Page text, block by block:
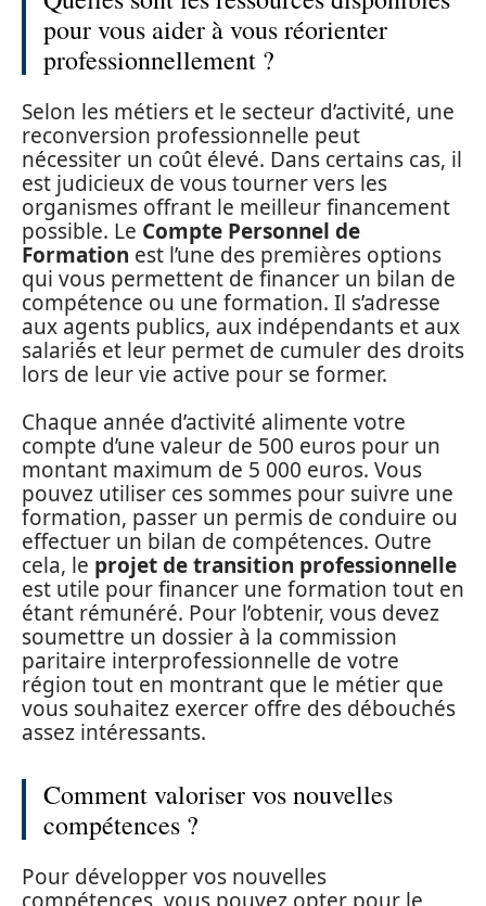
pour vous aider à vous réorienter
professionnellement ?
Selon les métiers et le secteur d’activité, une
reconversion professionnelle peut
nécessiter un coût élevé. Dans certains cas, il
est judicieux de vous tourner vers les
organismes offrant le meilleur financement
possible. Le Compte Personnel de
Formation est l’une des premières options
qui vous permettent de financer un bilan de
compétence ou une formation. Il s’adresse
aux agents publics, aux indépendants et aux
salariés et leur permet de cumuler des droits
lors de leur vie active pour se former.
Chaque année d’activité alimente votre
compte d’une valeur de 500 euros pour un
montant maximum de 5 000 euros. Vous
pouvez utiliser ces sommes pour suivre une
formation, passer un permis de conduire ou
effectuer un bilan de compétences. Outre
cela, le projet de transition professionnelle
est utile pour financer une formation tout en
étant rémunéré. Pour l’obtenir, vous devez
soumettre un dossier à la commission
paritaire interprofessionnelle de votre
région tout en montrant que le métier que
vous souhaitez exercer offre des débouchés
assez intéressants.
Comment valoriser vos nouvelles
compétences ?
Pour développer vos nouvelles
compétences, vous pouvez opter pour le